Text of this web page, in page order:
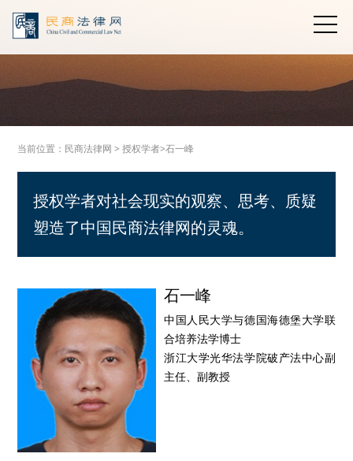
当前位置： 民商法律网 >授权学者>石一峰
授权学者对社会现实的观察、思考、质疑
塑造了中国民商法律网的灵魂。
石一峰
中国人民大学与德国海德堡大学联
合培养法学博士
浙江大学光华法学院破产法中心副
主任、副教授